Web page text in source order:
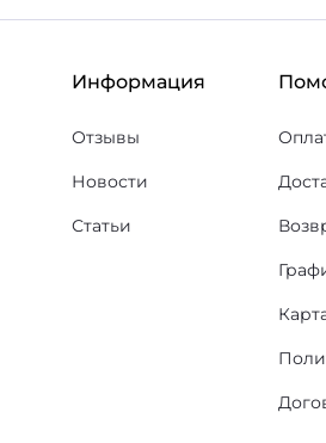
Информация
Отзывы
Новости
Статьи